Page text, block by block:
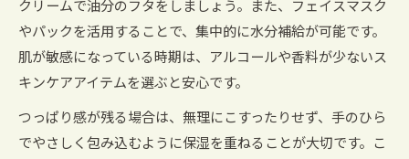
フェイシャルワックス後に取り入れたい保湿ア
イテム
ワックス後の肌に潤いを与えるインナーケア法
美肌効果
敏感な乾燥肌に最適なケア方法とは
クリームで油分のフタをしましょう。また、フェイスマスク
やパックを活用することで、集中的に水分補給が可能です。
肌が敏感になっている時期は、アルコールや香料が少ないス
キンケアアイテムを選ぶと安心です。
つっぱり感が残る場合は、無理にこすったりせず、手のひら
でやさしく包み込むように保湿を重ねることが大切です。こ